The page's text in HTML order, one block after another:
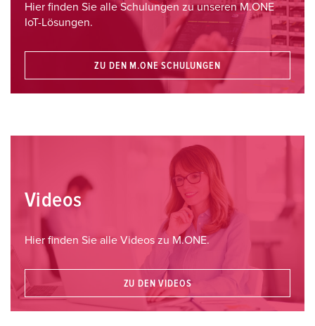
Hier finden Sie alle Schulungen zu unseren M.ONE
IoT-Lösungen.
ZU DEN M.ONE SCHULUNGEN
Videos
Hier finden Sie alle Videos zu M.ONE.
ZU DEN VIDEOS